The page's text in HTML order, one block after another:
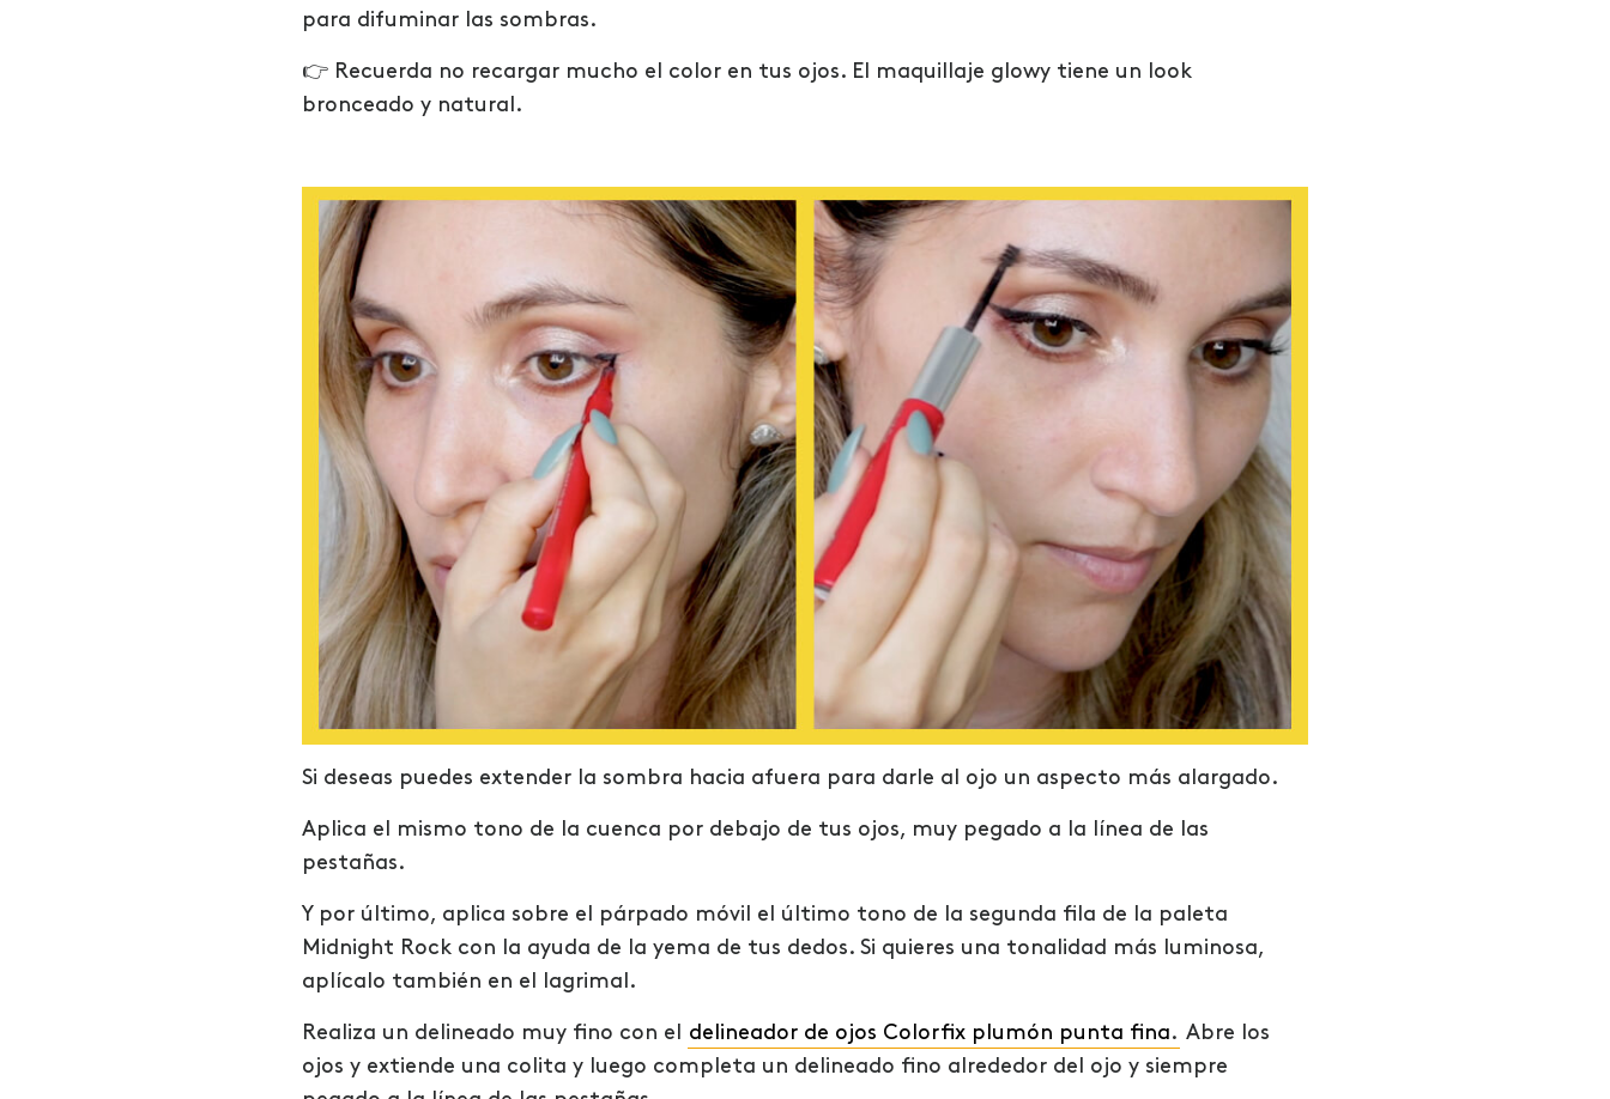
para difuminar las sombras.
👉 Recuerda no recargar mucho el color en tus ojos. El maquillaje glowy tiene un look
bronceado y natural.
Si deseas puedes extender la sombra hacia afuera para darle al ojo un aspecto más alargado.
Aplica el mismo tono de la cuenca por debajo de tus ojos, muy pegado a la línea de las
pestañas.
Y por último, aplica sobre el párpado móvil el último tono de la segunda fila de la paleta
Midnight Rock con la ayuda de la yema de tus dedos. Si quieres una tonalidad más luminosa,
aplícalo también en el lagrimal.
Realiza un delineado muy fino con el delineador de ojos Colorfix plumón punta fina. Abre los
ojos y extiende una colita y luego completa un delineado fino alrededor del ojo y siempre